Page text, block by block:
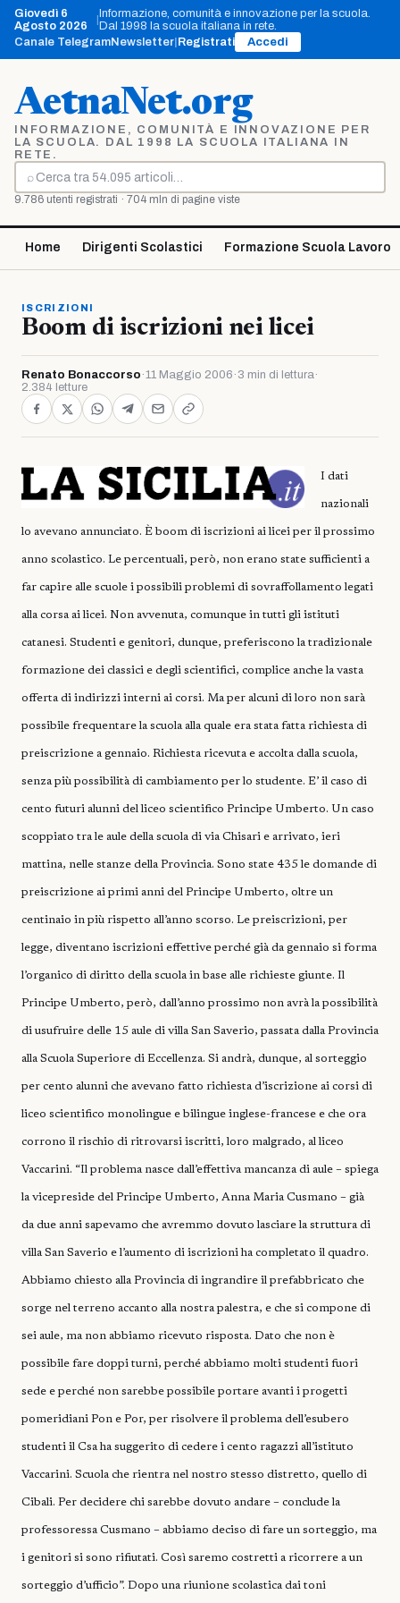
Vai
contenuto
Giovedì 6
Agosto 2026
Informazione, comunità e innovazione per la scuola.
Dal 1998 la scuola italiana in rete.
Canale TelegramNewsletter Registrati Accedi
AetnaNet.org
INFORMAZIONE, COMUNITÀ E INNOVAZIONE PER
LA SCUOLA. DAL 1998 LA SCUOLA ITALIANA IN
RETE.
⌕
Cerca
9.786 utenti registrati · 704 mln di pagine viste
Home Dirigenti Scolastici Formazione Scuola Lavoro
ISCRIZIONI
Boom di iscrizioni nei licei
Renato Bonaccorso ·11 Maggio 2006 · 3 min di lettura·
2.384 letture
I dati
nazionali
lo avevano annunciato. È boom di iscrizioni ai licei per il prossimo
anno scolastico. Le percentuali, però, non erano state sufficienti a
far capire alle scuole i possibili problemi di sovraffollamento legati
alla corsa ai licei. Non avvenuta, comunque in tutti gli istituti
catanesi. Studenti e genitori, dunque, preferiscono la tradizionale
formazione dei classici e degli scientifici, complice anche la vasta
offerta di indirizzi interni ai corsi. Ma per alcuni di loro non sarà
possibile frequentare la scuola alla quale era stata fatta richiesta di
preiscrizione a gennaio. Richiesta ricevuta e accolta dalla scuola,
senza più possibilità di cambiamento per lo studente. E’ il caso di
cento futuri alunni del liceo scientifico Principe Umberto. Un caso
scoppiato tra le aule della scuola di via Chisari e arrivato, ieri
mattina, nelle stanze della Provincia. Sono state 435 le domande di
preiscrizione ai primi anni del Principe Umberto, oltre un
centinaio in più rispetto all’anno scorso. Le preiscrizioni, per
legge, diventano iscrizioni effettive perché già da gennaio si forma
l’organico di diritto della scuola in base alle richieste giunte. Il
Principe Umberto, però, dall’anno prossimo non avrà la possibilità
di usufruire delle 15 aule di villa San Saverio, passata dalla Provincia
alla Scuola Superiore di Eccellenza. Si andrà, dunque, al sorteggio
per cento alunni che avevano fatto richiesta d’iscrizione ai corsi di
liceo scientifico monolingue e bilingue inglese-francese e che ora
corrono il rischio di ritrovarsi iscritti, loro malgrado, al liceo
Vaccarini. “Il problema nasce dall’effettiva mancanza di aule – spiega
la vicepreside del Principe Umberto, Anna Maria Cusmano – già
da due anni sapevamo che avremmo dovuto lasciare la struttura di
villa San Saverio e l’aumento di iscrizioni ha completato il quadro.
Abbiamo chiesto alla Provincia di ingrandire il prefabbricato che
sorge nel terreno accanto alla nostra palestra, e che si compone di
sei aule, ma non abbiamo ricevuto risposta. Dato che non è
possibile fare doppi turni, perché abbiamo molti studenti fuori
sede e perché non sarebbe possibile portare avanti i progetti
pomeridiani Pon e Por, per risolvere il problema dell’esubero
studenti il Csa ha suggerito di cedere i cento ragazzi all’istituto
Vaccarini. Scuola che rientra nel nostro stesso distretto, quello di
Cibali. Per decidere chi sarebbe dovuto andare – conclude la
professoressa Cusmano – abbiamo deciso di fare un sorteggio, ma
i genitori si sono rifiutati. Così saremo costretti a ricorrere a un
sorteggio d’ufficio”. Dopo una riunione scolastica dai toni